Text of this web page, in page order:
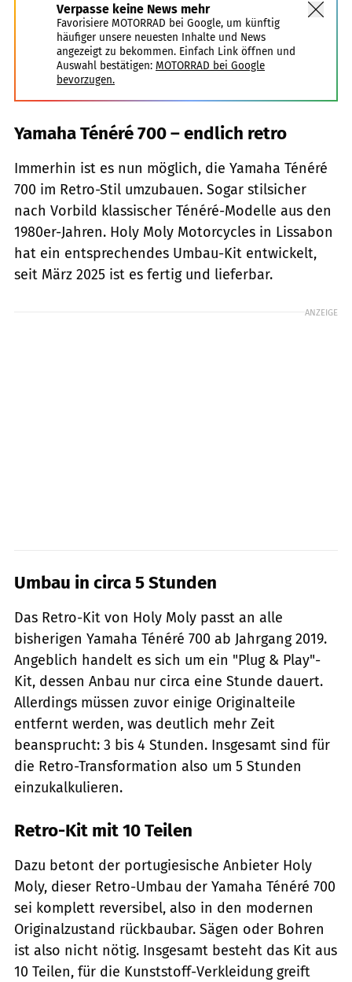
Verpasse keine News mehr
Favorisiere MOTORRAD bei Google, um künftig
häufiger unsere neuesten Inhalte und News
angezeigt zu bekommen. Einfach Link öffnen und
Auswahl bestätigen: MOTORRAD bei Google
bevorzugen.
Yamaha Ténéré 700 – endlich retro
Immerhin ist es nun möglich, die Yamaha Ténéré
700 im Retro-Stil umzubauen. Sogar stilsicher
nach Vorbild klassischer Ténéré-Modelle aus den
1980er-Jahren. Holy Moly Motorcycles in Lissabon
hat ein entsprechendes Umbau-Kit entwickelt,
seit März 2025 ist es fertig und lieferbar.
ANZEIGE
Umbau in circa 5 Stunden
Das Retro-Kit von Holy Moly passt an alle
bisherigen Yamaha Ténéré 700 ab Jahrgang 2019.
Angeblich handelt es sich um ein "Plug & Play"-
Kit, dessen Anbau nur circa eine Stunde dauert.
Allerdings müssen zuvor einige Originalteile
entfernt werden, was deutlich mehr Zeit
beansprucht: 3 bis 4 Stunden. Insgesamt sind für
die Retro-Transformation also um 5 Stunden
einzukalkulieren.
Retro-Kit mit 10 Teilen
Dazu betont der portugiesische Anbieter Holy
Moly, dieser Retro-Umbau der Yamaha Ténéré 700
sei komplett reversibel, also in den modernen
Originalzustand rückbaubar. Sägen oder Bohren
ist also nicht nötig. Insgesamt besteht das Kit aus
10 Teilen, für die Kunststoff-Verkleidung greift